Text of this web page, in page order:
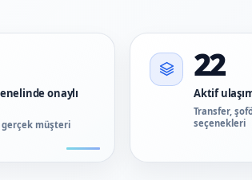
onaylı
gerçek müşteri
22
Aktif
Transfer,
seçenekleri